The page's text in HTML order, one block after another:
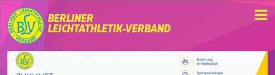
BERLINER
LEICHTATHLETIK-VERBAND